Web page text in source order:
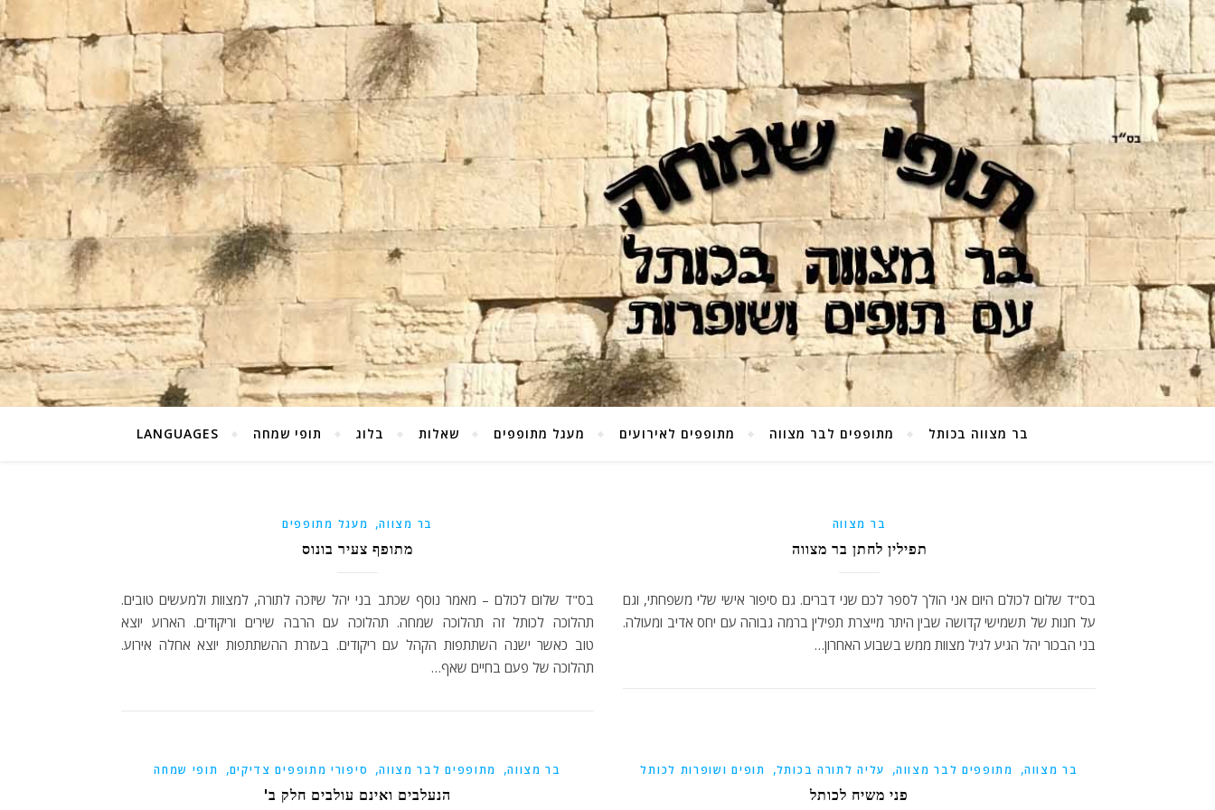
בר מצווה בכותל מתופפים לבר מצווה מתופפים לאירועים מעגל מתופפים שאלות בלוג תופי שמחה LANGUAGES
בר מצווה
תפילין לחתן בר מצווה
בס"ד שלום לכולם היום אני הולך לספר לכם שני דברים. גם סיפור אישי שלי משפחתי, וגם
על חנות של תשמישי קדושה שבין היתר מייצרת תפילין ברמה גבוהה עם יחס אדיב ומעולה.
בני הבכור יהל הגיע לגיל מצוות ממש בשבוע האחרון…
בר מצווה, מעגל מתופפים
מתופף צעיר בונוס
בס"ד שלום לכולם – מאמר נוסף שכתב בני יהל שיזכה לתורה, למצוות ולמעשים טובים.
תהלוכה לכותל זה תהלוכה שמחה. תהלוכה עם הרבה שירים וריקודים. הארוע יוצא
טוב כאשר ישנה השתתפות הקהל עם ריקודים. בעזרת ההשתתפות יוצא אחלה אירוע.
תהלוכה של פעם בחיים שאף…
בר מצווה, מתופפים לבר מצווה, עליה לתורה בכותל, תופים ושופרות לכותל
פני משיח לכותל
בר מצווה, מתופפים לבר מצווה, סיפורי מתופפים צדיקים, תופי שמחה
הנעלבים ואינם עולבים חלק ב'